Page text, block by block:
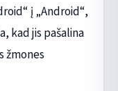
į „Android“,
kad jis pašalina
žmones